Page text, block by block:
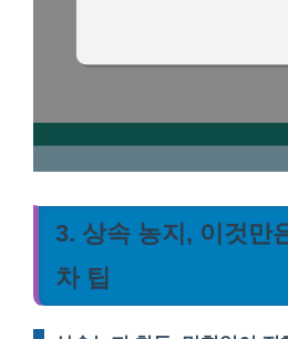
3. 상속 농지, 이것만
차 팁